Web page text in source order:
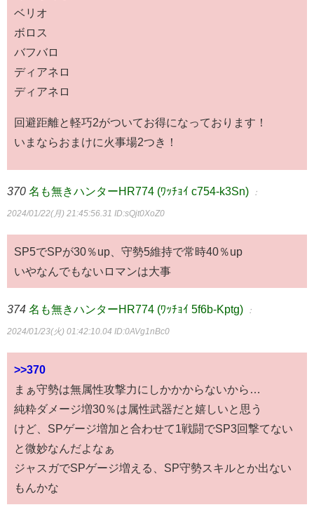
ベリオ
ボロス
バフバロ
ディアネロ
ディアネロ
回避距離と軽巧2がついてお得になっております！
いまならおまけに火事場2つき！
370 名も無きハンターHR774 (ﾜｯﾁｮｲ c754-k3Sn) ：
2024/01/22(月) 21:45:56.31 ID:sQjt0XoZ0
SP5でSPが30％up、守勢5維持で常時40％up
いやなんでもないロマンは大事
374 名も無きハンターHR774 (ﾜｯﾁｮｲ 5f6b-Kptg) ：
2024/01/23(火) 01:42:10.04 ID:0AVg1nBc0
>>370
まぁ守勢は無属性攻撃力にしかかからないから…
純粋ダメージ増30％は属性武器だと嬉しいと思う
けど、SPゲージ増加と合わせて1戦闘でSP3回撃てない
と微妙なんだよなぁ
ジャスガでSPゲージ増える、SP守勢スキルとか出ない
もんかな